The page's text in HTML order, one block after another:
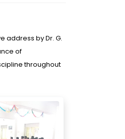
address by Dr. G.
of
throughout